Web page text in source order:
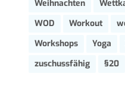
Weihnachten
WOD
Workout
Workshops
Yoga
zuschussfähig
§20